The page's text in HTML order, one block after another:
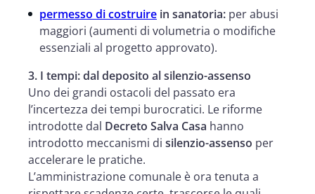
permesso di costruire in sanatoria: per abusi
maggiori (aumenti di volumetria o modifiche
essenziali al progetto approvato).
3. I tempi: dal deposito al silenzio-assenso
Uno dei grandi ostacoli del passato era
l’incertezza dei tempi burocratici. Le riforme
introdotte dal Decreto Salva Casa hanno
introdotto meccanismi di silenzio-assenso per
accelerare le pratiche.
L’amministrazione comunale è ora tenuta a